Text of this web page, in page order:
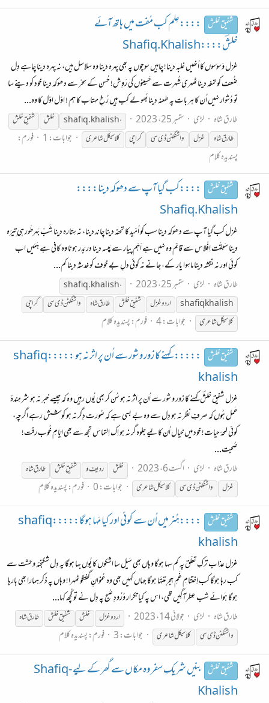
شفیق خلش ::::عِلم کب مُفت میں ہاتھ آئے
خلشؔ::::Shafiq.Khalish
غزل وَسوَسوں کا اُنھیں غلبہ دینا! چاہیں سوچوں پہ بھی پہرہ دینا وہ سلاسل ہیں، نہ پہرہ دینا چاہے دِل
ضُعف کو تمغہ دینا ٹھہری شُہرت سے حَسِینوں کی رَوِش! حُسن کے سِحْر سے دھوکہ دینا خود کو دینے سا
تو دُشوار نہیں اُن کا ہر بات پہ طعنہ دینا بُھولے کب ہیں رُخِ مہتاب کا ہم ! اوّل اوّل کا وہ...
طارق شاہ
لڑی ستمبر 25، 2023 shafiq.khalish، خلش شفیقخلش
طارق شاہ
غزل واشنگٹن ڈی سی کراچی کلاسیکل شاعری جوابات: 1
فورم:
پسندیدہ کلام
شفیق خلش ::::کب گیا آپ سے دھوکہ دینا::::
Shafiq.Khalish
غزل کب گیا آپ سے دھوکہ دینا سب کو اُمّید کا تحفہ دینا چاند دینا، نہ سِتارہ دینا شَبْ بَہرطَور ہی تِیرَہ
دینا سَبقَت اِفْلاس سے قائِم وہ نہیں ہے اَہَم پیار سے پَیسہ دینا در بَدر ہونا وہ کافی ہے ہَمَیں اب
کوئی اور نہ نقشہ دینا ماسِوا یار کے، جانے نہ کوئی دلِ بے خوف کو خدشہ دینا کم...
طارق شاہ
لڑی ستمبر 25، 2023
shafiq.khalish،
shafiqkhalish
اردو غزل شفیقخلش طارق شاہ واشنگٹن ڈی سی
کراچی
کلاسیکل شاعری
جوابات: 4 فورم:پسندیدہ کلام
شفیق خلش
::::: کہنے کا زور و شور سے اُن پر اثر نہ ہو :::::shafiq
khalish
غزل شفیق خلشؔ کہنے کا زور و شور سے اُن پر اثر نہ ہو سُن کر بھی یُوں رہیں وہ کہ جیسے خبر نہ ہو شرمِندۂ
عَمل ہُوں کہ صرفِ نظر نہ ہو دِل سے وہ بے بسی ہے کہ صُورت دِگر نہ ہو کوشش رہے اگرچہ،
کوئی لمحۂ حیات! خود میں خیال اُن کا لیے جلوہ گر نہ ہو اِک اِلتماس تجھ سے بھی ایّامِ خُوب رفت!
صُحبت...
طارق شاہ
لڑی اگست 6، 2023 خلش ردیف و شفیقخلش
طارق شاہ
غزل
واشنگٹن ڈی سی کلاسیکل شاعری جوابات: 0 فورم:پسندیدہ کلام
شفیق خلش
::::ہُنر میں اُن سے کوئی اور کیا مَہا ہوگا:::::shafiq
khalish
غزل عذاب ترکِ تعلّق پہ کم سہا ہوگا وہاں بھی سَیل سا اشکوں کا یُوں بہا ہوگا یہ دِل شکنجئہ وحشت سے
کب رہا ہوگا کب اِختتامِ غَمِ ہجرِ مُنتَہا ہوگا جہاں کہیں بھی وہ عُنوانِ گفتگو ٹھہرا! وہاں پہ ذکر ہمارا بھی بارہا
ہوگا ہَوائے شب عِطرآگِیں تھی، اس پہ کیا تکرار وُرُودِ صُبح پہ دِل نے تو کُچھ کہا...
طارق شاہ
لڑی جولائی 14، 2023 اردو غزل خلش شفیقخلش
طارق شاہ
واشنگٹن ڈی سی
کلاسیکل شاعری جوابات: 3 فورم:پسندیدہ کلام
شفیق خلش
بنیں شریکِ سفر وہ مکاں سے گھر کے لیے -Shafiq
Khalish